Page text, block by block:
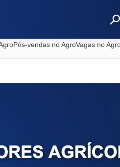
Pós-vendas no AgroVagas no